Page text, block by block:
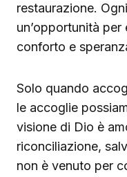
restaurazione.
un’opportunità
conforto e
Solo quando
le accoglie
visione di Dio è
riconciliazione,
non è venuto per